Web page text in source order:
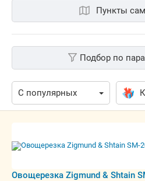
Пункты
Подбор по
Овощерезка Zigmund & Shtain